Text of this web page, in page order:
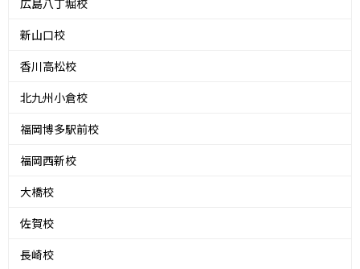
広島八丁堀校
新山口校
香川高松校
北九州小倉校
福岡博多駅前校
福岡西新校
大橋校
佐賀校
長崎校